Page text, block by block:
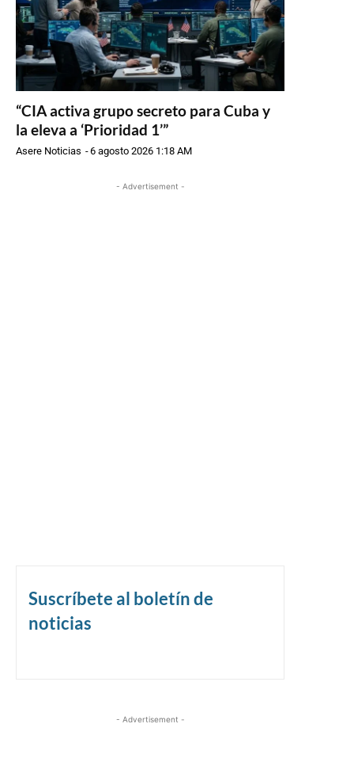
“CIA activa grupo secreto para Cuba y
la eleva a ‘Prioridad 1’”
Asere Noticias -6 agosto 2026 1:18 AM
- Advertisement -
Suscríbete al boletín de
noticias
- Advertisement -